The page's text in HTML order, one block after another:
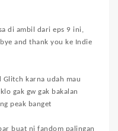
di ambil dari eps 9 ini,
and thank you ke Indie
Glitch karna udah mau
gak gw gak bakalan
peak banget
buat ni fandom palingan